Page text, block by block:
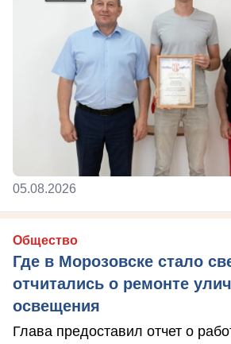
05.08.2026
Общество
Где в Морозовске стало
отчитались о ремонте
освещения
Глава предоставил отчет о